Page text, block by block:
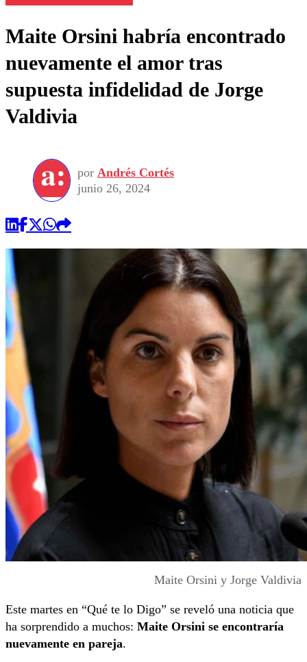
Maite Orsini habría encontrado
nuevamente el amor tras
supuesta infidelidad de Jorge
Valdivia
por Andrés Cortés
junio 26, 2024
Maite Orsini y Jorge Valdivia
Este martes en “Qué te lo Digo” se reveló una noticia que
ha sorprendido a muchos: Maite Orsini se encontraría
nuevamente en pareja.